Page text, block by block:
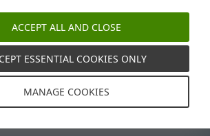
družbe ESET
ESET
spol. s r.
Upravljanje piškotkov
ACCEPT ALL AND CLOSE
ESSENTIAL COOKIES ONLY
MANAGE COOKIES